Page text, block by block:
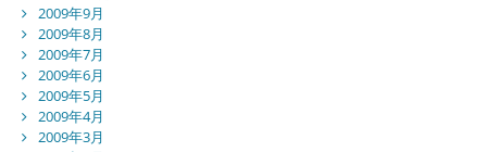
2009年9月
2009年8月
2009年7月
2009年6月
2009年5月
2009年4月
2009年3月